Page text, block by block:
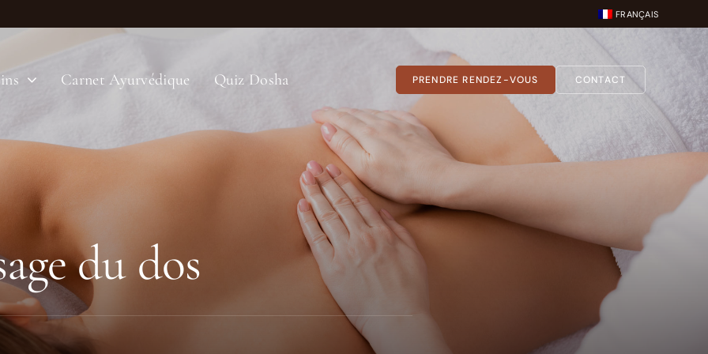
FRANÇAIS
Carnet Ayurvédique Quiz Dosha PRENDRE RENDEZ-VOUS CONTACT
du dos